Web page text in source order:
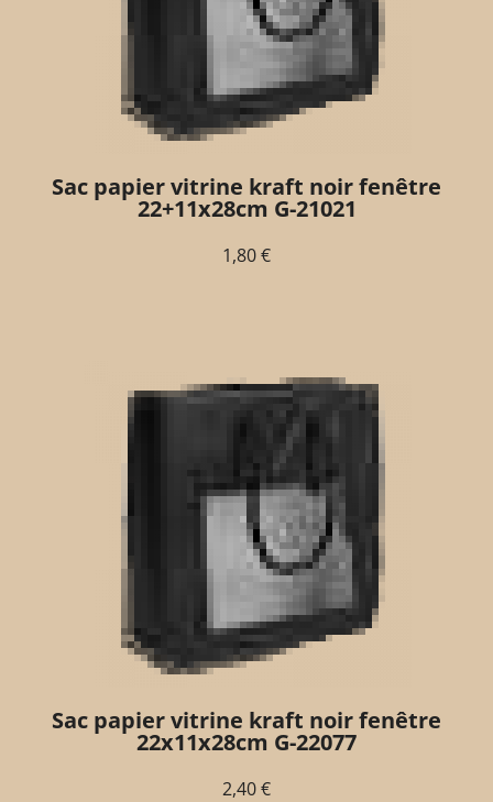
Sac papier vitrine kraft noir fenêtre
22+11x28cm G-21021
1,80€
Sac papier vitrine kraft noir fenêtre
22x11x28cm G-22077
2,40€